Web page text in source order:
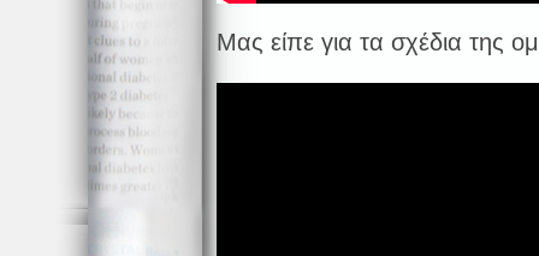
Μας είπε για τα σχέδια της